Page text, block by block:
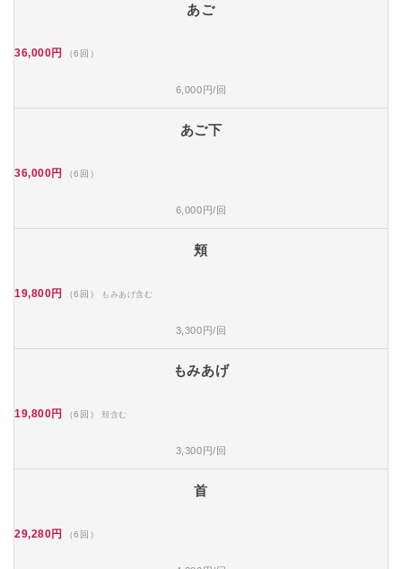
あご
36,000円 （6回）
6,000円/回
あご下
36,000円 （6回）
6,000円/回
頬
19,800円 （6回） もみあげ含む
3,300円/回
もみあげ
19,800円 （6回） 頬含む
3,300円/回
首
29,280円 （6回）